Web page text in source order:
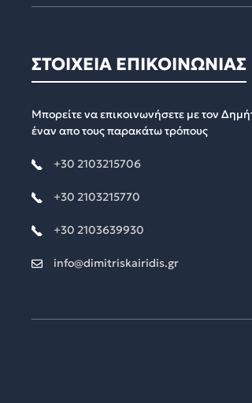
ΣΤΟΙΧΕΙΑ ΕΠΙΚΟΙΝΩΝΙΑΣ
Μπορείτε να επικοινωνήσετε με τον
έναν απο τους παρακάτω τρόπους
+30 2103215706
+30 2103215770
+30 2103639930
info@dimitriskairidis.gr